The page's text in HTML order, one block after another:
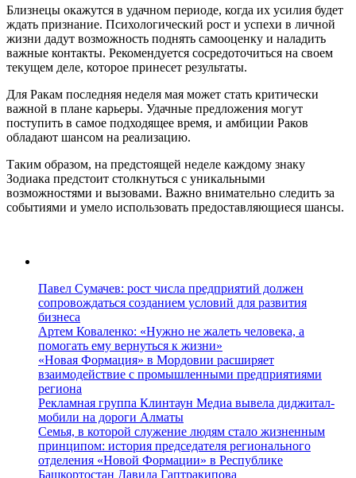
Близнецы окажутся в удачном периоде, когда их усилия будет
ждать признание. Психологический рост и успехи в личной
жизни дадут возможность поднять самооценку и наладить
важные контакты. Рекомендуется сосредоточиться на своем
текущем деле, которое принесет результаты.
Для Ракам последняя неделя мая может стать критически
важной в плане карьеры. Удачные предложения могут
поступить в самое подходящее время, и амбиции Раков
обладают шансом на реализацию.
Таким образом, на предстоящей неделе каждому знаку
Зодиака предстоит столкнуться с уникальными
возможностями и вызовами. Важно внимательно следить за
событиями и умело использовать предоставляющиеся шансы.
Павел Сумачев: рост числа предприятий должен
сопровождаться созданием условий для развития
бизнеса
Артем Коваленко: «Нужно не жалеть человека, а
помогать ему вернуться к жизни»
«Новая Формация» в Мордовии расширяет
взаимодействие с промышленными предприятиями
региона
Рекламная группа Клинтаун Медиа вывела диджитал-
мобили на дороги Алматы
Семья, в которой служение людям стало жизненным
принципом: история председателя регионального
отделения «Новой Формации» в Республике
Башкортостан Давида Гаптракипова